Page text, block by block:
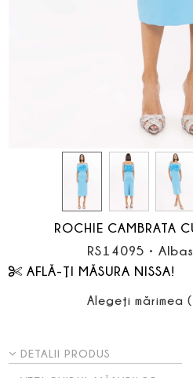
ROCHIE CAMBRATA
RS14095 •
AFLĂ-ŢI MĂSURA NISSA!
Alegeţi mărimea
DETALII PRODUS